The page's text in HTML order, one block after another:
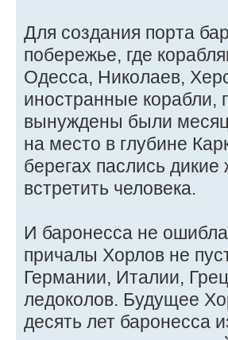
Для создания порта
побережье, где
Одесса, Николаев,
иностранные корабли,
вынуждены были
на место в глубине
берегах паслись
встретить человека.
И баронесса не
причалы Хорлов не
Германии, Италии,
ледоколов. Будущее
десять лет баронесса